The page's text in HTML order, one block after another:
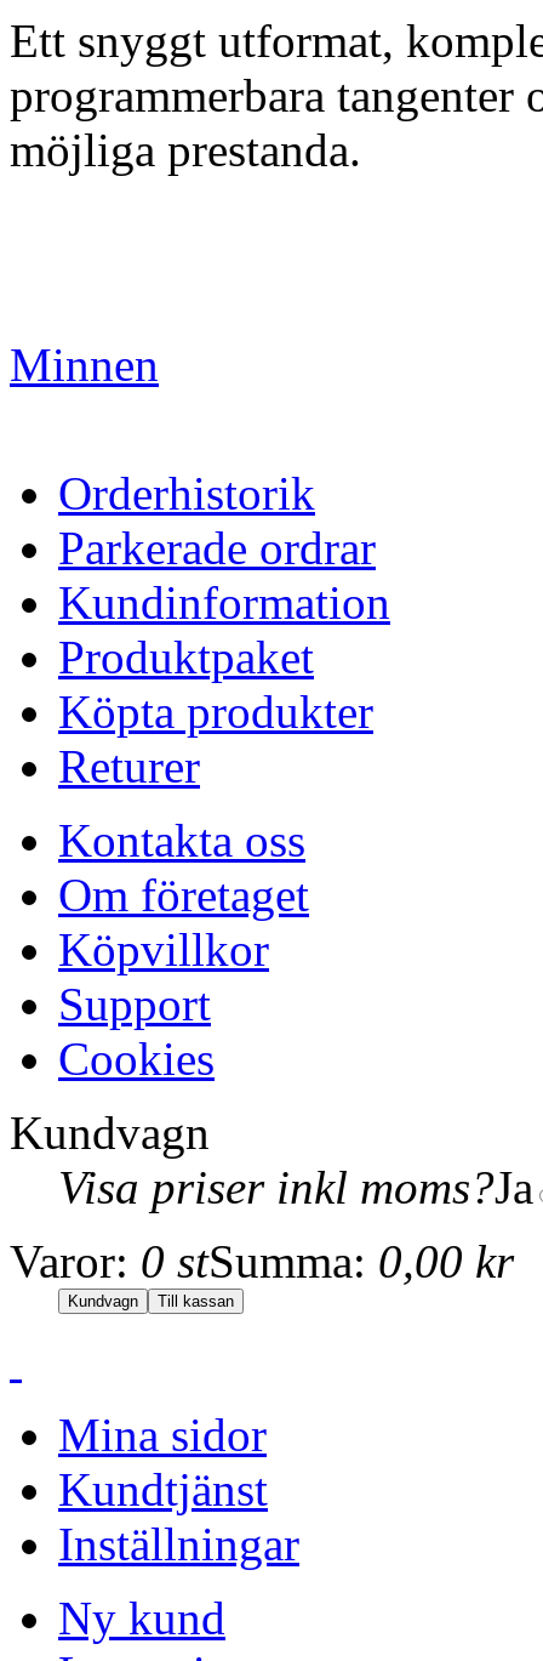
Ett snyggt utformat,
programmerbara
möjliga prestanda.
Minnen
Orderhistorik
Parkerade ordrar
Kundinformation
Produktpaket
Köpta produkter
Returer
Kontakta oss
Om företaget
Köpvillkor
Support
Cookies
Kundvagn
Visa priser inkl moms?Ja
Varor: 0 stSumma: 0,00 kr
Mina sidor
Kundtjänst
Inställningar
Ny kund